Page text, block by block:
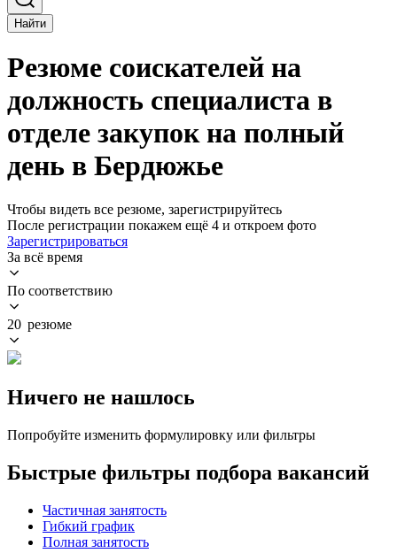
Найти
Резюме соискателей на
должность специалиста в
отделе закупок на полный
день в Бердюжье
Чтобы видеть все резюме, зарегистрируйтесь
После регистрации покажем ещё 4 и откроем фото
Зарегистрироваться
За всё время
По соответствию
20 резюме
Ничего не нашлось
Попробуйте изменить формулировку или фильтры
Быстрые фильтры подбора вакансий
Частичная занятость
Гибкий график
Полная занятость